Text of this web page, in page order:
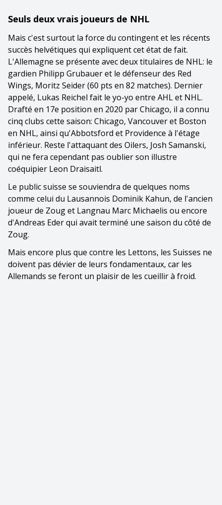
Seuls deux vrais joueurs de NHL
Mais c'est surtout la force du contingent et les récents
succès helvétiques qui expliquent cet état de fait.
L'Allemagne se présente avec deux titulaires de NHL: le
gardien Philipp Grubauer et le défenseur des Red
Wings, Moritz Seider (60 pts en 82 matches). Dernier
appelé, Lukas Reichel fait le yo-yo entre AHL et NHL.
Drafté en 17e position en 2020 par Chicago, il a connu
cinq clubs cette saison: Chicago, Vancouver et Boston
en NHL, ainsi qu'Abbotsford et Providence à l'étage
inférieur. Reste l'attaquant des Oilers, Josh Samanski,
qui ne fera cependant pas oublier son illustre
coéquipier Leon Draisaitl.
Le public suisse se souviendra de quelques noms
comme celui du Lausannois Dominik Kahun, de l'ancien
joueur de Zoug et Langnau Marc Michaelis ou encore
d'Andreas Eder qui avait terminé une saison du côté de
Zoug.
Mais encore plus que contre les Lettons, les Suisses ne
doivent pas dévier de leurs fondamentaux, car les
Allemands se feront un plaisir de les cueillir à froid.